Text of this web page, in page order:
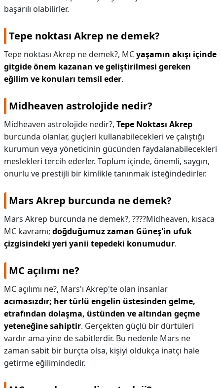
başarılı olabilirler.
Tepe noktası Akrep ne demek?
Tepe noktası Akrep ne demek?, MCyaşamın akışı içinde
gitgide önem kazanan ve geliştirilmesi gereken
eğilim ve konuları temsil eder.
Midheaven astrolojide nedir?
Midheaven astrolojide nedir?, Tepe Noktası Akrep
burcunda olanlar, güçleri kullanabilecekleri ve çalıştığı
kurumun veya yöneticinin gücünden faydalanabilecekleri
meslekleri tercih ederler. Toplum içinde, önemli, saygın,
onurlu ve prestijli bir kimlikle tanınmak isteğindedirler.
Mars Akrep burcunda ne demek?
Mars Akrep burcunda ne demek?, ????Midheaven, kısaca
MC kavramı; doğduğumuz zaman Güneş'in ufuk
çizgisindeki yeri yanii tepedeki konumudur.
MC açılımı ne?
MC açılımı ne?, Mars'ı Akrep'te olan insanlar
acımasızdır; her türlü engelin üstesinden gelme,
etrafından dolaşma, üstünden ve altından geçme
yeteneğine sahiptir. Gerçekten güçlü bir dürtüleri
vardır ama yine de sabitlerdir. Bu nedenle Mars ne
zaman sabit bir burçta olsa, kişiyi oldukça inatçı hale
getirme eğilimindedir.